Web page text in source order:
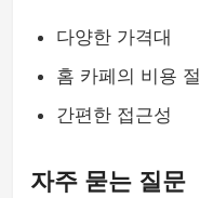
다양한 가격대
홈 카페의 비용
간편한 접근성
자주 묻는 질문